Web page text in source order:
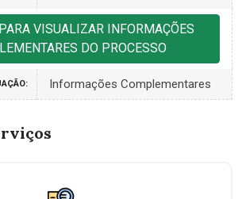
VISUALIZAR INFORMAÇÕES
DO PROCESSO
Informações Complementares